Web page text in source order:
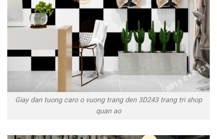
Giay dan tuong caro o vuong trang den 3D243 trang tri shop
quan ao